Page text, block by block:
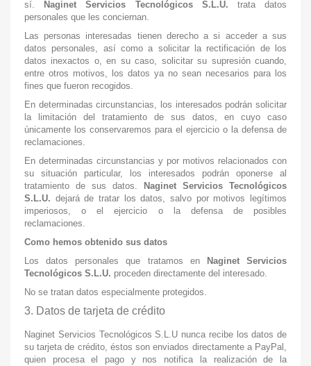
sí.
Naginet Servicios Tecnológicos S.L.U. trata datos
personales que les conciernan.
Las personas interesadas tienen derecho a si acceder a sus
datos personales, así como a solicitar la rectificación de los
datos inexactos o, en su caso, solicitar su supresión cuando,
entre otros motivos, los datos ya no sean necesarios para los
fines que fueron recogidos.
En determinadas circunstancias, los interesados podrán solicitar
la limitación del tratamiento de sus datos, en cuyo caso
únicamente los conservaremos para el ejercicio o la defensa de
reclamaciones.
En determinadas circunstancias y por motivos relacionados con
su situación particular, los interesados podrán oponerse al
tratamiento de sus datos.
Naginet Servicios Tecnológicos
S.L.U. dejará de tratar los datos, salvo por motivos legítimos
imperiosos, o el ejercicio o la defensa de posibles
reclamaciones.
Como hemos obtenido sus datos
Los datos personales que tratamos en
Naginet Servicios
Tecnológicos S.L.U. proceden directamente del interesado.
No se tratan datos especialmente protegidos.
3. Datos de tarjeta de crédito
Naginet Servicios Tecnológicos S.L.U nunca recibe los datos de
su tarjeta de crédito, éstos son enviados directamente a PayPal,
quien procesa el pago y nos notifica la realización de la